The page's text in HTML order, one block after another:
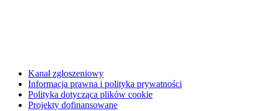
Kanał zgłoszeniowy
Informacja prawna i polityka prywatności
Polityka dotycząca plików cookie
Projekty dofinansowane